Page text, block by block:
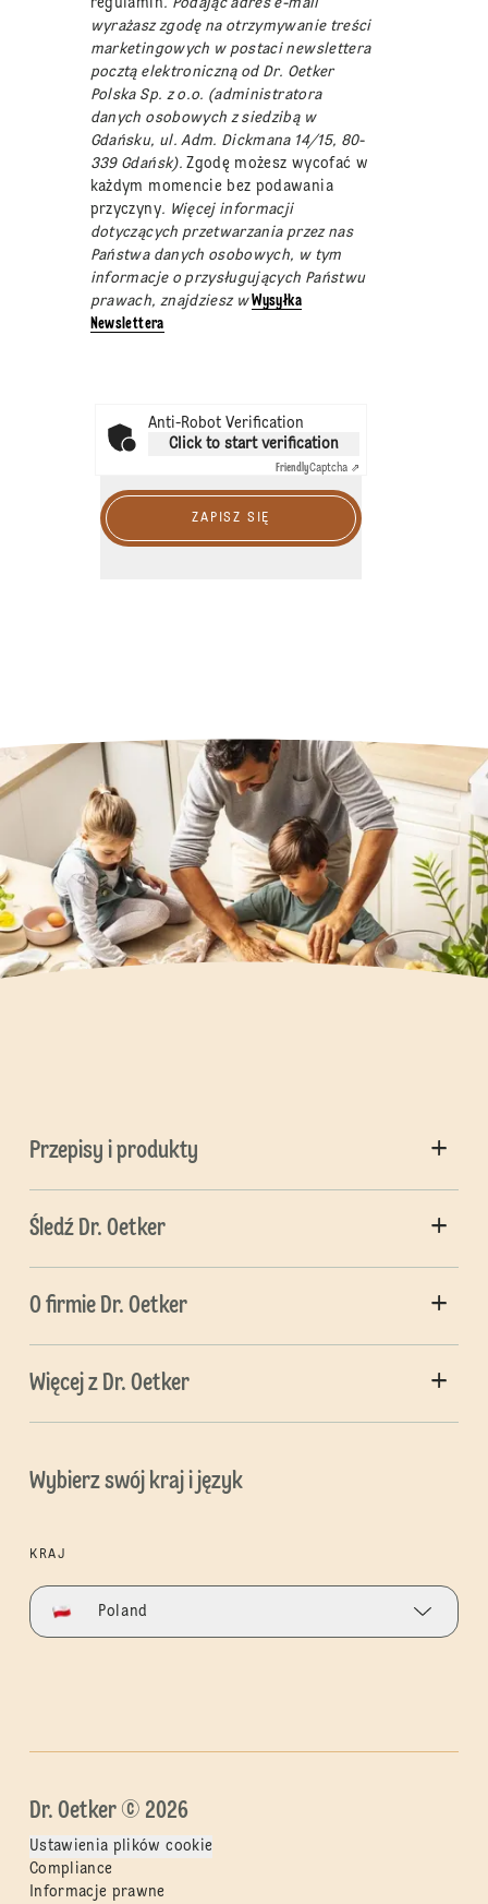
wyrażasz zgodę na otrzymywanie treści
marketingowych w postaci newslettera
pocztą elektroniczną od Dr. Oetker
Polska Sp. z o.o. (administratora
danych osobowych z siedzibą w
Gdańsku, ul. Adm. Dickmana 14/15, 80-
339 Gdańsk).Zgodę możesz wycofać w
każdym momencie bez podawania
przyczyny. Więcej informacji
dotyczących przetwarzania przez nas
Państwa danych osobowych, w tym
informacje o przysługujących Państwu
prawach, znajdziesz wWysyłka
Newslettera
Anti-Robot Verification
Click to start verification
FriendlyCaptcha ⇗
ZAPISZ SIĘ
Przepisy i produkty
Śledź Dr. Oetker
O firmie Dr. Oetker
Więcej z Dr. Oetker
Wybierz swój kraj i język
KRAJ
Poland
Dr. Oetker © 2026
Ustawienia plików cookie
Compliance
Informacje prawne